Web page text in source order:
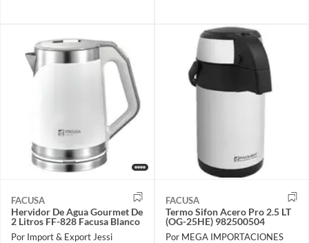
FACUSA
Hervidor De Agua Gourmet De
2 Litros FF-828 Facusa Blanco
Por Import & Export Jessi
FACUSA
Termo Sifon Acero Pro 2.5 LT
(OG-25HE) 982500504
Por MEGA IMPORTACIONES